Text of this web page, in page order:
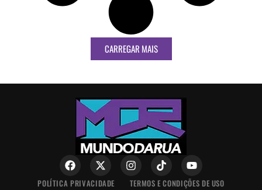
CARREGAR MAIS
POLÍTICA PRIVACIDADE TERMOS E CONDIÇÕES DE USO